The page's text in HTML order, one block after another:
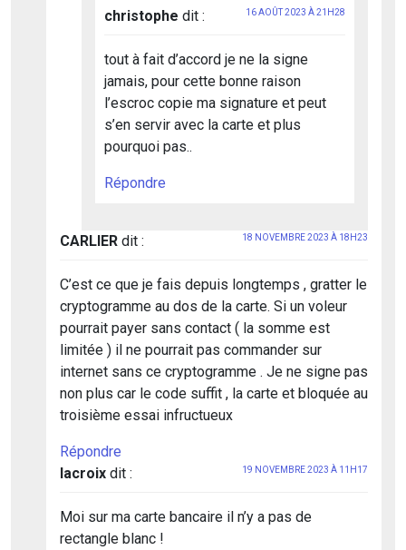
christophe dit : 16 AOÛT 2023 À 21H28
tout à fait d’accord je ne la signe
jamais, pour cette bonne raison
l’escroc copie ma signature et peut
s’en servir avec la carte et plus
pourquoi pas..
Répondre
CARLIER dit : 18 NOVEMBRE 2023 À 18H23
C’est ce que je fais depuis longtemps , gratter le
cryptogramme au dos de la carte. Si un voleur
pourrait payer sans contact ( la somme est
limitée ) il ne pourrait pas commander sur
internet sans ce cryptogramme . Je ne signe pas
non plus car le code suffit , la carte et bloquée au
troisième essai infructueux
Répondre
lacroix dit : 19 NOVEMBRE 2023 À 11H17
Moi sur ma carte bancaire il n’y a pas de
rectangle blanc !